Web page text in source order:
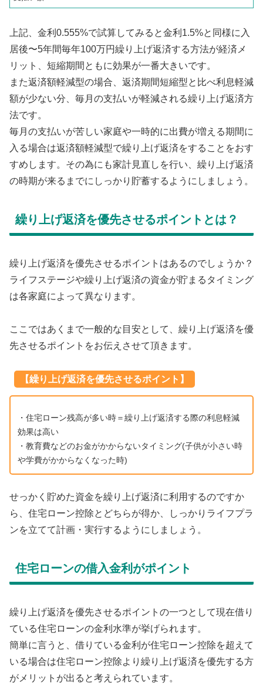
上記、金利0.555%で試算してみると金利1.5%と同様に入
居後〜5年間毎年100万円繰り上げ返済する方法が経済メ
リット、短縮期間ともに効果が一番大きいです。
また返済額軽減型の場合、返済期間短縮型と比べ利息軽減
額が少ない分、毎月の支払いが軽減される繰り上げ返済方
法です。
毎月の支払いが苦しい家庭や一時的に出費が増える期間に
入る場合は返済額軽減型で繰り上げ返済をすることをおす
すめします。その為にも家計見直しを行い、繰り上げ返済
の時期が来るまでにしっかり貯蓄するようにしましょう。
繰り上げ返済を優先させるポイントとは？
繰り上げ返済を優先させるポイントはあるのでしょうか？
ライフステージや繰り上げ返済の資金が貯まるタイミング
は各家庭によって異なります。
ここではあくまで一般的な目安として、繰り上げ返済を優
先させるポイントをお伝えさせて頂きます。
【繰り上げ返済を優先させるポイント】
・住宅ローン残高が多い時＝繰り上げ返済する際の利息軽減
効果は高い
・教育費などのお金がかからないタイミング(子供が小さい時
や学費がかからなくなった時)
せっかく貯めた資金を繰り上げ返済に利用するのですか
ら、住宅ローン控除とどちらが得か、しっかりライフプラ
ンを立てて計画・実行するようにしましょう。
住宅ローンの借入金利がポイント
繰り上げ返済を優先させるポイントの一つとして現在借り
ている住宅ローンの金利水準が挙げられます。
簡単に言うと、借りている金利が住宅ローン控除を超えて
いる場合は住宅ローン控除より繰り上げ返済を優先する方
がメリットが出ると考えられています。